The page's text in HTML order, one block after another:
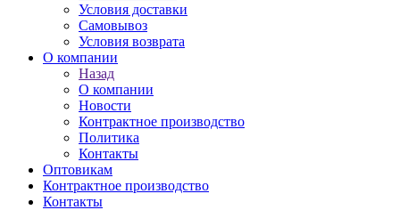
Условия доставки
Самовывоз
Условия возврата
О компании
Назад
О компании
Новости
Контрактное производство
Политика
Контакты
Оптовикам
Контрактное производство
Контакты